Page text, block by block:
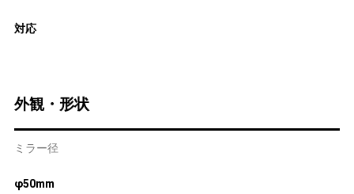
対応
外観・形状
ミラー径
φ50mm